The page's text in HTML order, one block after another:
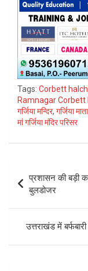
Tags: Corbett
Ramnagar Corbett
गर्जिया मन्दिर, गर्जिया माता
मां गर्जिया मंदिर परिसर
navigation
प्रशासन की बड़ी
बुलडोजर
उत्तराखंड में